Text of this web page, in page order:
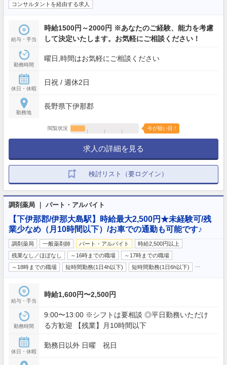
コンサルタントを経由する求人
給与・手当
時給1500円～2000円 ※あなたのご経験、能力を考慮
して決定いたします。お気軽にご相談ください！
勤務時間
曜日,時間はお気軽にご相談ください
休日・休暇
日祝 / 週休2日
勤務地
長野県下伊那郡
閲覧状況 今が狙い目！
求人の詳細を見る
検討リスト（要ログイン）
調剤薬局 ｜ パート・アルバイト
【下伊那郡/伊那大島駅】時給最大2,500円★未経験可/残
業少なめ（月10時間以下）/お車での通勤も可能です♪
調剤薬局 一般薬剤師 パート・アルバイト
時給2,500円以上
残業なし／ほぼなし
～16時までの職場
～17時までの職場
～18時までの職場
短時間勤務(1日4h以下) 短時間勤務(1日6h以下)
給与・手当
時給1,600円〜2,500円
勤務時間
9:00〜13:00 ※シフトは要相談 ◎平日勤務いただけ
る方歓迎 【残業】月10時間以下
休日・休暇
勤務日以外 日曜 祝日